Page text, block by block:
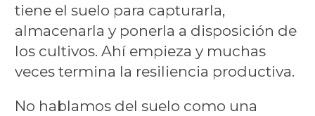
tiene el suelo para capturarla,
almacenarla y ponerla a disposición de
los cultivos. Ahí empieza y muchas
veces termina la resiliencia productiva.
No hablamos del suelo como una